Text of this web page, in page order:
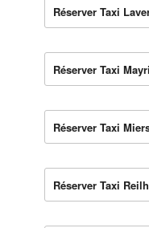
Réserver Taxi
Réserver Taxi
Réserver Taxi
Réserver Taxi